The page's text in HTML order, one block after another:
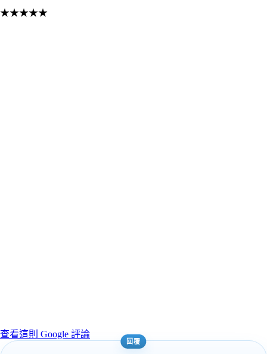
★★★★★
查看這則 Google 評論